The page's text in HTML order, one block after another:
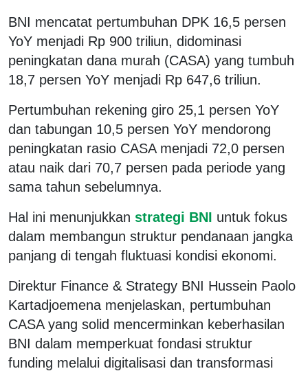
BNI mencatat pertumbuhan DPK 16,5 persen
YoY menjadi Rp 900 triliun, didominasi
peningkatan dana murah (CASA) yang tumbuh
18,7 persen YoY menjadi Rp 647,6 triliun.
Pertumbuhan rekening giro 25,1 persen YoY
dan tabungan 10,5 persen YoY mendorong
peningkatan rasio CASA menjadi 72,0 persen
atau naik dari 70,7 persen pada periode yang
sama tahun sebelumnya.
Hal ini menunjukkan strategi BNI untuk fokus
dalam membangun struktur pendanaan jangka
panjang di tengah fluktuasi kondisi ekonomi.
Direktur Finance & Strategy BNI Hussein Paolo
Kartadjoemena menjelaskan, pertumbuhan
CASA yang solid mencerminkan keberhasilan
BNI dalam memperkuat fondasi struktur
funding melalui digitalisasi dan transformasi